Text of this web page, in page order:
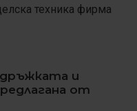
техника фирма
и
от